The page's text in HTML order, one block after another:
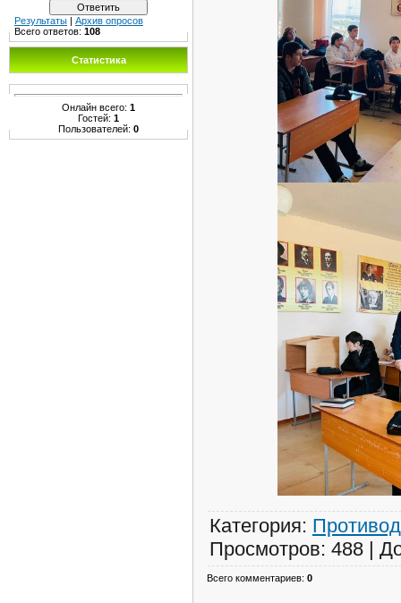
Результаты | Архив опросов
Всего ответов: 108
Статистика
Онлайн всего: 1
Гостей: 1
Пользователей: 0
Категория:
Просмотров: 488 |
Всего комментариев: 0